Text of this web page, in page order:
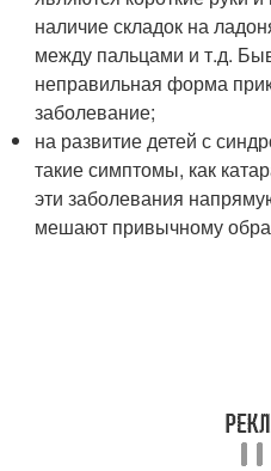
наличие складок на
между пальцами и т.д.
неправильная форма
заболевание;
на развитие детей с
такие симптомы, как
эти заболевания
мешают привычному